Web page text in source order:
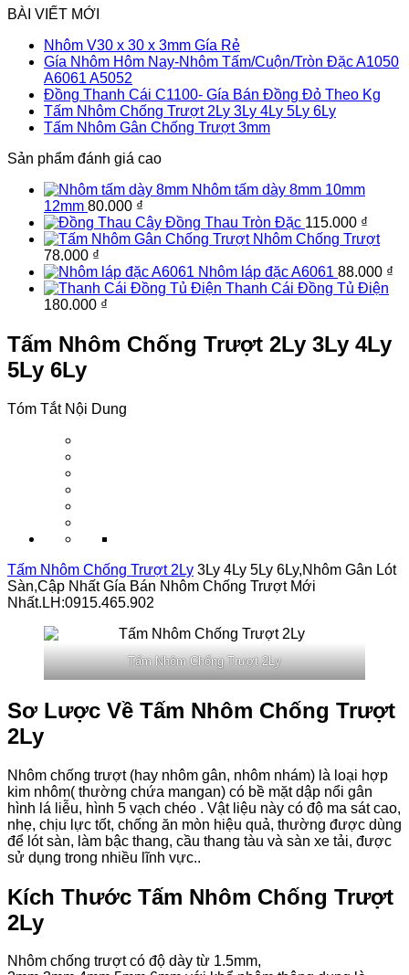
BÀI VIẾT MỚI
Nhôm V30 x 30 x 3mm Gía RẻKhông
có
luận
ở
Nhôm
x
Gía
Rẻ
Gía Nhôm Hôm Nay-Nhôm Tấm/Cuộn/Tròn Đặc A1050
A6061 A5052
có
bình
luận
Gía
Hôm
Nay-
Nhôm
Tấm/Cuộn/Tròn
A1050
A6061
Đồng Thanh Cái C1100- Gía Bán Đồng Đỏ Theo Kg
Gía
Đỏ
Tấm Nhôm Chống Trượt 2Ly 3Ly 4Ly 5Ly 6LyKhông
Tấm
Chống
Trượt
3Ly
4Ly
Tấm Nhôm Gân Chống Trượt 3mmKhông
ở
Nhôm
Gân
Trượt
3mm
Sản phẩm đánh giá cao
Nhôm tấm dày 8mm 10mm
12mm 80.000 ₫
Đồng Thau Tròn Đặc 115.000 ₫
Nhôm Chống Trượt
78.000 ₫
Nhôm láp đặc A6061 88.000 ₫
Thanh Cái Đồng Tủ Điện
180.000 ₫
Tấm Nhôm Chống Trượt 2Ly 3Ly 4Ly
5Ly 6Ly
Tóm Tắt Nội Dung
Tấm Nhôm Chống Trượt 2Ly 3Ly 4Ly 5Ly 6Ly,Nhôm Gân Lót
Sàn,Cập Nhất Gía Bán Nhôm Chống Trượt Mới
Nhất.LH:0915.465.902
Tấm Nhôm Chống Trượt 2Ly
Sơ Lược Về Tấm Nhôm Chống Trượt
2Ly
Nhôm chống trượt (hay nhôm gân, nhôm nhám) là loại hợp
kim nhôm( thường chứa mangan) có bề mặt dập nổi gân
hình lá liễu, hình 5 vạch chéo . Vật liệu này có độ ma sát cao,
nhẹ, chịu lực tốt, chống ăn mòn hiệu quả, thường được dùng
để lót sàn, làm bậc thang, cầu thang tàu và sàn xe tải, được
sử dụng trong nhiều lĩnh vực..
Kích Thước Tấm Nhôm Chống Trượt
2Ly
Nhôm chống trượt có độ dày từ 1.5mm,